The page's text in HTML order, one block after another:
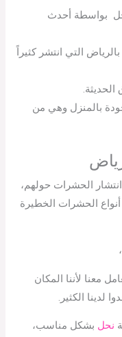
بواسطة أحدث
بالرياض التي انتشر كثيراً
بالمنزل وهي من
انتشار الحشرات حولهم،
الحشرات الخطيرة
معنا لأننا المكان
لدينا الكثير.
نحل بشكل مناسب،